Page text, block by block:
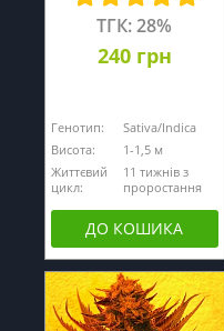
ТГК: 28%
240 грн
Генотип:
Sativa/Indica
Висота:
1-1,5 м
Життєвий
цикл:
11 тижнів з
проростання
ДО КОШИКА